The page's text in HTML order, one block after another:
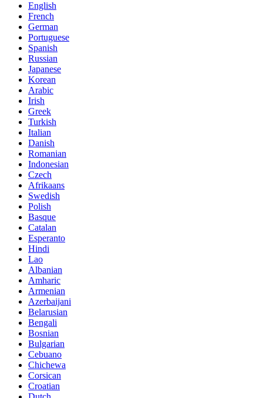
English
French
German
Portuguese
Spanish
Russian
Japanese
Korean
Arabic
Irish
Greek
Turkish
Italian
Danish
Romanian
Indonesian
Czech
Afrikaans
Swedish
Polish
Basque
Catalan
Esperanto
Hindi
Lao
Albanian
Amharic
Armenian
Azerbaijani
Belarusian
Bengali
Bosnian
Bulgarian
Cebuano
Chichewa
Corsican
Croatian